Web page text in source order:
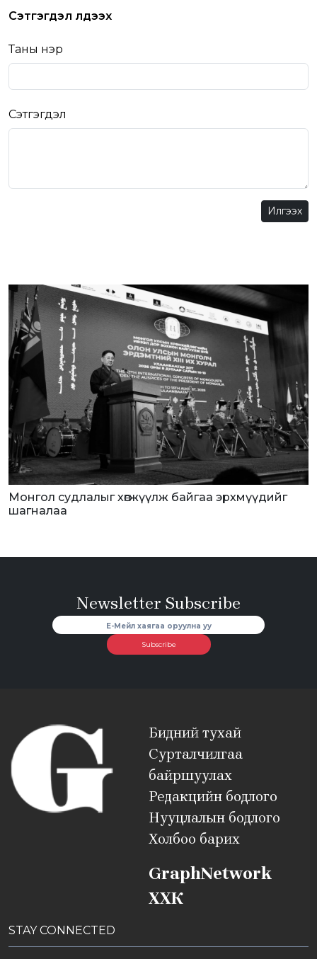
Сэтгэгдэл үлдээх
Таны нэр
Сэтгэгдэл
Илгээх
Монгол судлалыг хөгжүүлж байгаа эрхмүүдийг
шагналаа
Newsletter Subscribe
Subscribe
Бидний тухай
Сурталчилгаа
байршуулах
Редакцийн бодлого
Нууцлалын бодлого
Холбоо барих
GraphNetwork
ХХК
STAY CONNECTED